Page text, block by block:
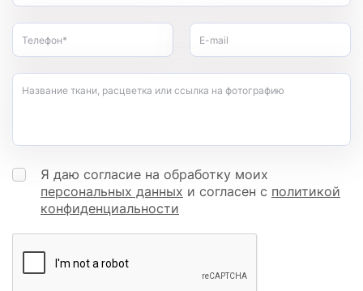
Телефон* E-mail
Название ткани, расцветка или ссылка на фотографию
Я даю согласие на обработку моих
персональных данных и согласен с политикой
конфиденциальности